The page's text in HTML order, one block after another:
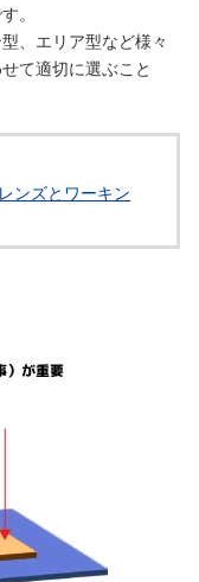
。
、エリア型など様々
て適切に選ぶこと
ンズとワーキン